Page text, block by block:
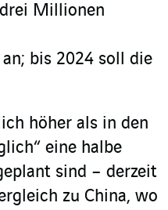
Millionen
bis 2024 soll die
höher als in den
eine halbe
sind – derzeit
zu China, wo